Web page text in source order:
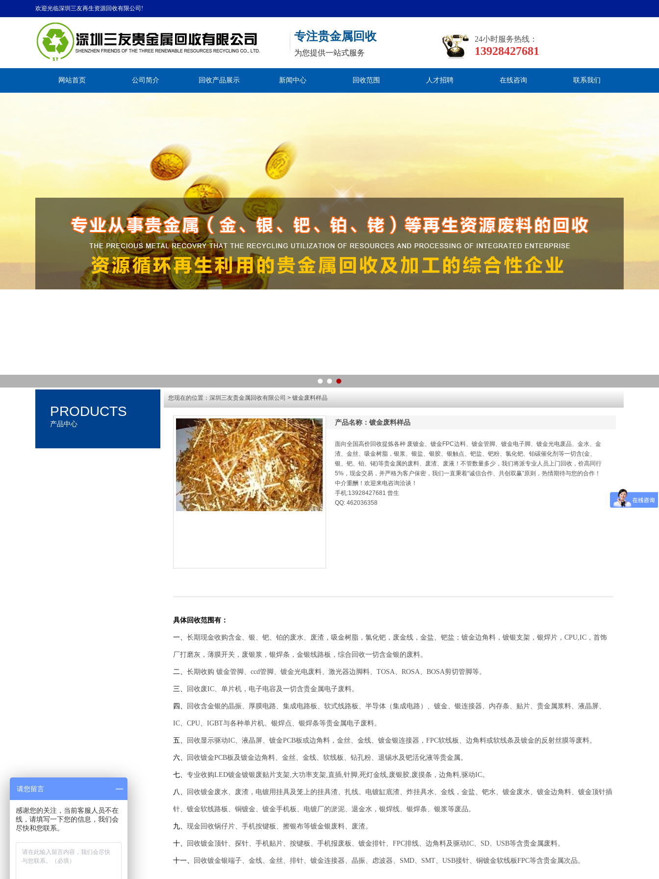
网站首页 公司简介 回收产品展示 新闻中心 回收范围 人才招聘 在线咨询 联系我们
欢迎光临深圳三友再生资源回收有限公司!
24小时服务热线：
13928427681
专注贵金属回收
为您提供一站式服务
PRODUCTS
产品中心
您现在的位置： 深圳三友贵金属回收有限公司 > 镀金废料样品
产品名称：镀金废料样品
面向全国高价回收提炼各种 废镀金、镀金FPC边料、镀金管脚、镀金电子脚、镀金光电废品、金水、金
渣、金丝、吸金树脂，银浆、银盐、银胶、银触点、钯盐、钯粉、氯化钯、铂碳催化剂等一切含(金、
银、钯、铂、铑)等贵金属的废料、废渣、废液！不管数量多少，我们将派专业人员上门回收，价高同行
5%，现金交易，并严格为客户保密，我们一直秉着“诚信合作、共创双赢”原则，热情期待与您的合作！
中介重酬！欢迎来电咨询洽谈！
手机:13928427681 曾生
QQ: 462036358
具体回收范围有：
一、 长期现金收购含金、银、钯、铂的废水、废渣，吸金树脂，氯化钯，废金线，金盐、钯盐；镀金边角料，镀银支架，银焊片，CPU,IC，首饰
厂打磨灰，薄膜开关，废银浆，银焊条，金银线路板，综合回收一切含金银的废料。
二、 长期收购 镀金管脚、ccd管脚、镀金光电废料、激光器边脚料、TOSA、ROSA、BOSA剪切管脚等。
三、 回收废IC、单片机，电子电容及一切含贵金属电子废料。
四、 回收含金银的晶振、厚膜电路、集成电路板、软式线路板、半导体（集成电路）、镀金、银连接器、内存条、贴片、贵金属浆料、液晶屏、
IC、CPU、IGBT与各种单片机、银焊点、银焊条等贵金属电子废料。
五、 回收显示驱动IC、液晶屏、镀金PCB板或边角料，金丝、金线、镀金银连接器，FPC软线板、边角料或软线条及镀金的反射丝膜等废料。
六、 回收镀金PCB板及镀金边角料、金丝、金线、软线板、钻孔粉、退锡水及钯活化液等贵金属。
七、 专业收购LED镀金镀银废贴片支架,大功率支架,直插,针脚,死灯金线,废银胶,废摸条，边角料,驱动IC。
八、 回收镀金废水、废渣，电镀用挂具及笼上的挂具渣、扎线、电镀缸底渣、炸挂具水、金线，金盐、钯水、镀金废水、镀金边角料、镀金顶针插
针、镀金软线路板、铜镀金、镀金手机板、电镀厂的淤泥、退金水，银焊线、银焊条、银浆等废品。
九、 现金回收锅仔片、手机按键板、擦银布等镀金银废料、废渣。
十、 回收镀金顶针、探针、手机贴片、按键板、手机报废板、镀金排针、FPC排线、边角料及驱动IC、SD、USB等含贵金属废料。
十一、 回收镀金银端子、金线、金丝、排针、镀金连接器、晶振、虑波器、SMD、SMT、USB接针、铜镀金软线板FPC等含贵金属次品。
请您留言
感谢您的关注，当前客服人员不在
线，请填写一下您的信息，我们会
尽快和您联系。